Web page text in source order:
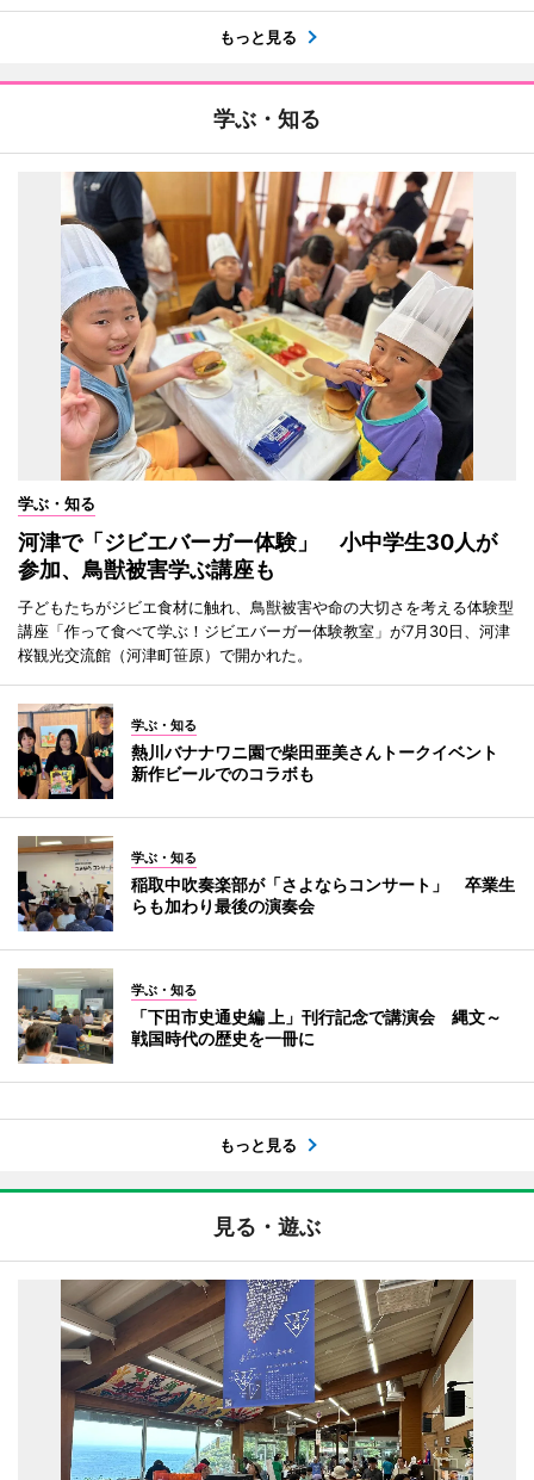
もっと見る
学ぶ・知る
学ぶ・知る
河津で「ジビエバーガー体験」 小中学生30人が
参加、鳥獣被害学ぶ講座も
子どもたちがジビエ食材に触れ、鳥獣被害や命の大切さを考える体験型
講座「作って食べて学ぶ！ジビエバーガー体験教室」が7月30日、河津
桜観光交流館（河津町笹原）で開かれた。
学ぶ・知る
熱川バナナワニ園で柴田亜美さんトークイベント
新作ビールでのコラボも
学ぶ・知る
稲取中吹奏楽部が「さよならコンサート」 卒業生
らも加わり最後の演奏会
学ぶ・知る
「下田市史通史編 上」刊行記念で講演会 縄文～
戦国時代の歴史を一冊に
もっと見る
見る・遊ぶ